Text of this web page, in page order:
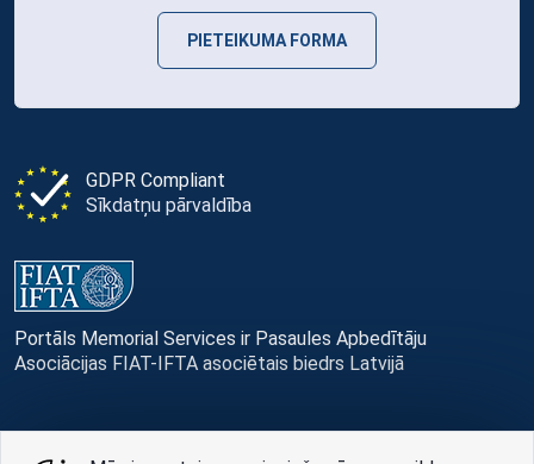
GDPR Compliant
Sīkdatņu pārvaldība
Portāls Memorial Services ir Pasaules Apbedītāju
Asociācijas FIAT-IFTA asociētais biedrs Latvijā
PIETEIKUMA FORMA